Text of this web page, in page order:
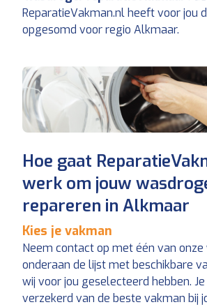
ReparatieVakman.nl heeft voor jou
opgesomd voor regio Alkmaar.
Hoe gaat
werk om jouw
repareren in Alkmaar
Kies je vakman
Neem contact op met één van onze
onderaan de lijst met beschikbare
wij voor jou geselecteerd hebben.
verzekerd van de beste vakman bij